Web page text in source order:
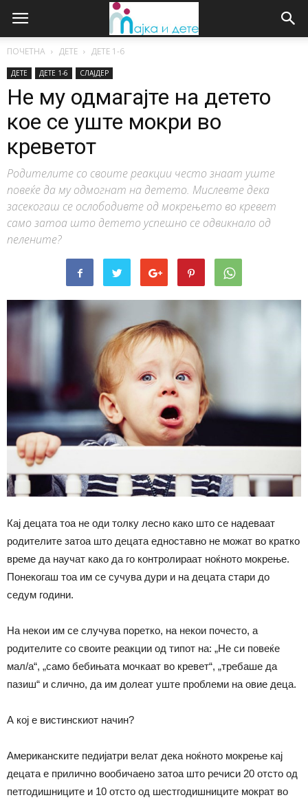
ПОЧЕТНА ДЕТЕ ДЕTE 1-6
ДЕТЕ ДЕTE 1-6 СЛАЈДЕР
Не му одмагајте на детето
кое се уште мокри во
креветот
Родителите со своите реакции често знаат уште
повеќе да му одмогнат на детето. Мислевте дека
засекогаш се ослободивте од мокрењето во кревет
само затоа што детето успешно се одвикнало од
пелените?
Кај децата тоа не оди толку лесно како што се надеваат
родителите затоа што децата едноставно не можат во кратко
време да научат како да го контролираат ноќното мокрење.
Понекогаш тоа им се сучува дури и на децата стари до
седум години.
На некои им се случува поретко, на некои почесто, а
родителите со своите реакции од типот на: „Не си повеќе
мал/а“, „само бебињата мочкаат во кревет“, „требаше да
пазиш“ и слично, да им долеат уште проблеми на овие деца.
А кој е вистинскиот начин?
Американските педијатри велат дека ноќното мокрење кај
децата е прилично вообичаено затоа што речиси 20 отсто од
петгодишниците и 10 отсто од шестгодишниците мократ во